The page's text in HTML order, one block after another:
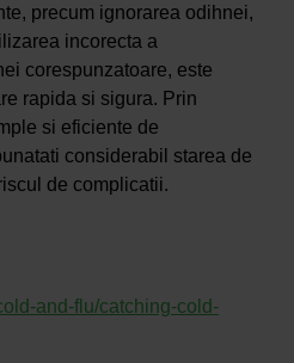
precum ignorarea odihnei,
incorecta a
corespunzatoare, este
rapida si sigura. Prin
si eficiente de
considerabil starea de
de complicatii.
and-flu/catching-cold-